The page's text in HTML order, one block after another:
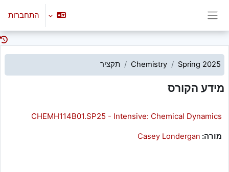
התחברות
Spring 2025
Chemistry תקציר
מידע הקורס
CHEMH114B01.SP25 - Intensive: Chemical Dynamics
מורה: Casey Londergan